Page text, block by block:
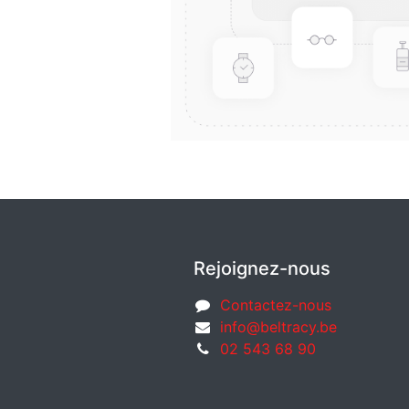
Rejoignez-nous
Contactez-nous
info@beltracy.be
02 543 68 90